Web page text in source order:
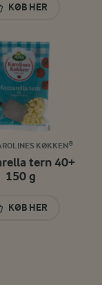
KØB HER
KLASSISK
KØKKEN®
tern 40+
150 g
KØB HER
MOZZARELLA